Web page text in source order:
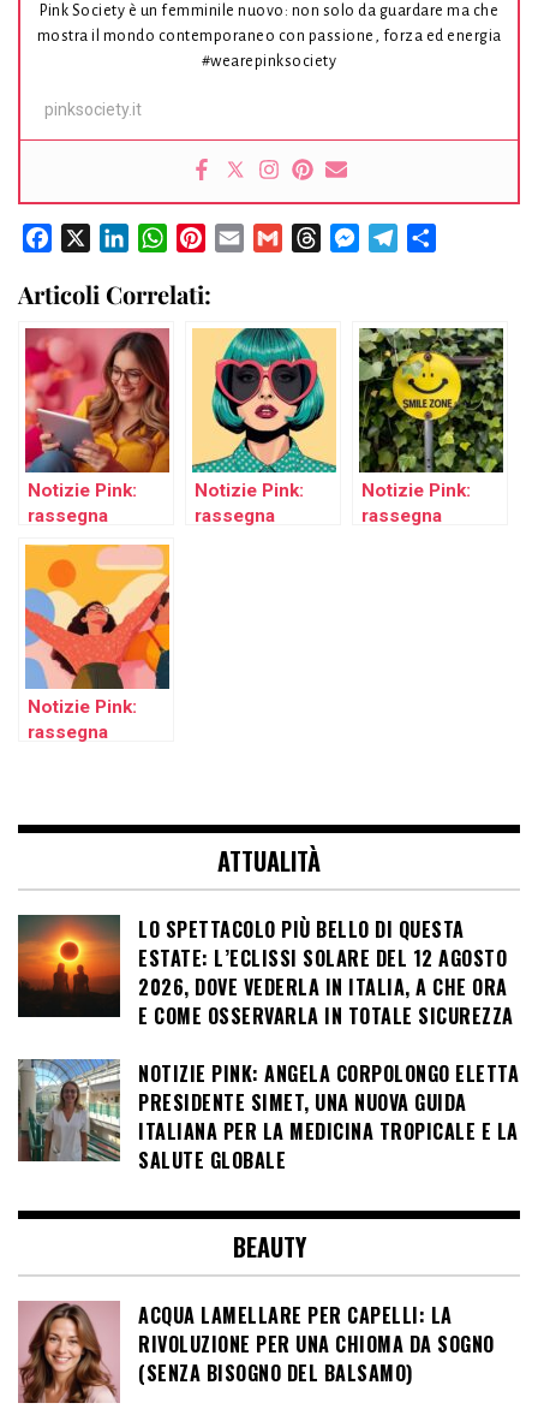
Pink Society è un femminile nuovo: non solo da guardare ma che
mostra il mondo contemporaneo con passione, forza ed energia
#wearepinksociety
pinksociety.it
Facebook LinkedInWhatsAppPinterest
Email Gmail ThreadsMessenger
Telegram
Articoli Correlati:
Notizie Pink:
rassegna
stampa di buone
notizie della
settimana
28/10/2025
Notizie Pink:
rassegna
Notizie Pink:
rassegna
Notizie Pink:
rassegna
15/08/2025
ATTUALITÀ
LO SPETTACOLO PIÙ BELLO DI QUESTA
ESTATE: L’ECLISSI SOLARE DEL 12 AGOSTO
2026, DOVE VEDERLA IN ITALIA, A CHE ORA
E COME OSSERVARLA IN TOTALE SICUREZZA
NOTIZIE PINK: ANGELA CORPOLONGO ELETTA
PRESIDENTE SIMET, UNA NUOVA GUIDA
ITALIANA PER LA MEDICINA TROPICALE E LA
SALUTE GLOBALE
BEAUTY
ACQUA LAMELLARE PER CAPELLI: LA
RIVOLUZIONE PER UNA CHIOMA DA SOGNO
(SENZA BISOGNO DEL BALSAMO)